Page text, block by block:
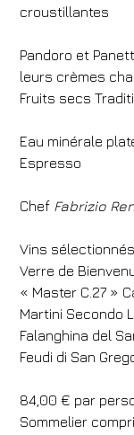
Hôtel
1
Code de
croustillantes
Pandoro et
leurs crèmes
Fruits secs
Eau minérale
Espresso
Chef Fabrizio
Vins
Verre de
« Master C.27 »
Martini Secondo
Falanghina del
Feudi di San
84,00 € par
Sommelier